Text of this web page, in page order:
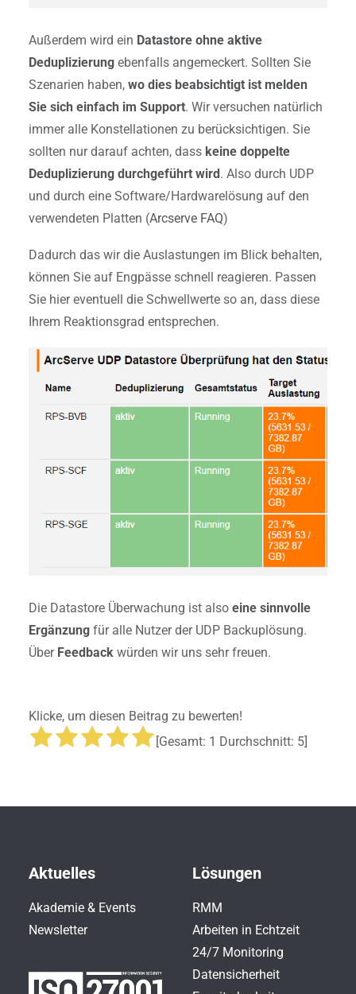
Außerdem wird ein Datastore ohne aktive
Deduplizierung ebenfalls angemeckert. Sollten Sie
Szenarien haben, wo dies beabsichtigt ist melden
Sie sich einfach im Support. Wir versuchen natürlich
immer alle Konstellationen zu berücksichtigen. Sie
sollten nur darauf achten, dass keine doppelte
Deduplizierung durchgeführt wird. Also durch UDP
und durch eine Software/Hardwarelösung auf den
verwendeten Platten (Arcserve FAQ)
Dadurch das wir die Auslastungen im Blick behalten,
können Sie auf Engpässe schnell reagieren. Passen
Sie hier eventuell die Schwellwerte so an, dass diese
Ihrem Reaktionsgrad entsprechen.
Die Datastore Überwachung ist also eine sinnvolle
Ergänzung für alle Nutzer der UDP Backuplösung.
Über Feedback würden wir uns sehr freuen.
Klicke, um diesen Beitrag zu bewerten!
[Gesamt: 1 Durchschnitt: 5]
Aktuelles
Akademie & Events
Newsletter
Lösungen
RMM
Arbeiten in Echtzeit
24/7 Monitoring
Datensicherheit